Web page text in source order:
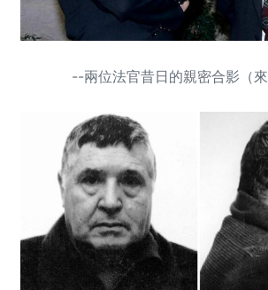
--兩位法官昔日的親密合影（來